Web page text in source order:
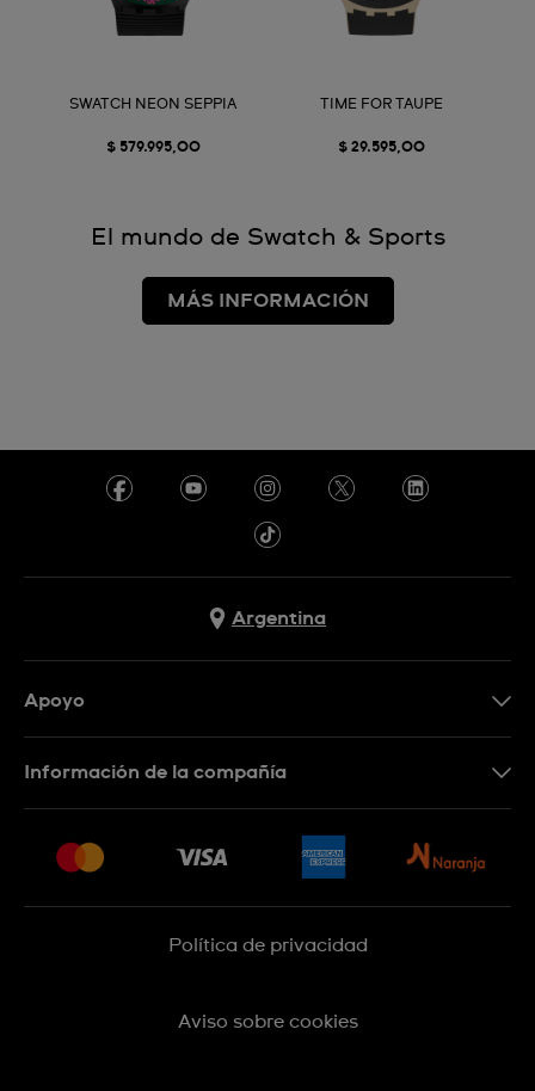
SWATCH NEON SEPPIA
$ 579.995,00
TIME FOR TAUPE
$ 29.595,00
El mundo de Swatch & Sports
MÁS INFORMACIÓN
Argentina
Apoyo
Información de la compañía
Empleo
Sitemap
Política de privacidad
Aviso sobre cookies